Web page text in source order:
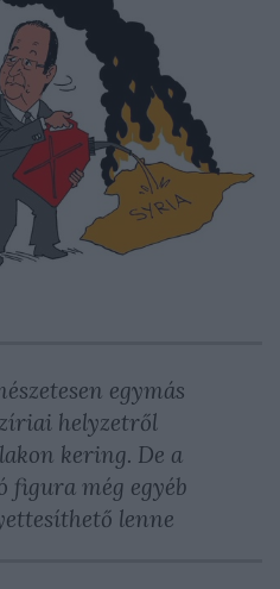
egymás
helyzetről
kering. De a
figura még egyéb
lenne